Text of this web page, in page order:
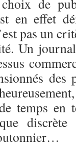
de
en effet
pas un
Un
des
temps en